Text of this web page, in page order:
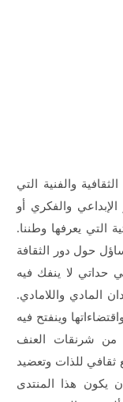
والفنية التي
والفكري أو
التي يعرفها وطننا.
حول دور الثقافة
حداتي لا ينفك فيه
المادي واللامادي.
وينفتح فيه
من شرنقات العنف
ثقافي للذات وتعضيد
يكون هذا المنتدى